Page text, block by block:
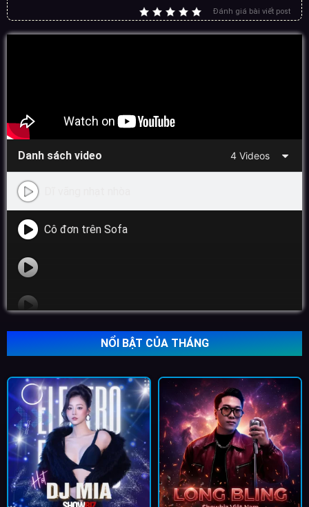
Đánh giá bài viết post
Danh sách video 4 Videos
Cô đơn trên Sofa
NỔI BẬT CỦA THÁNG